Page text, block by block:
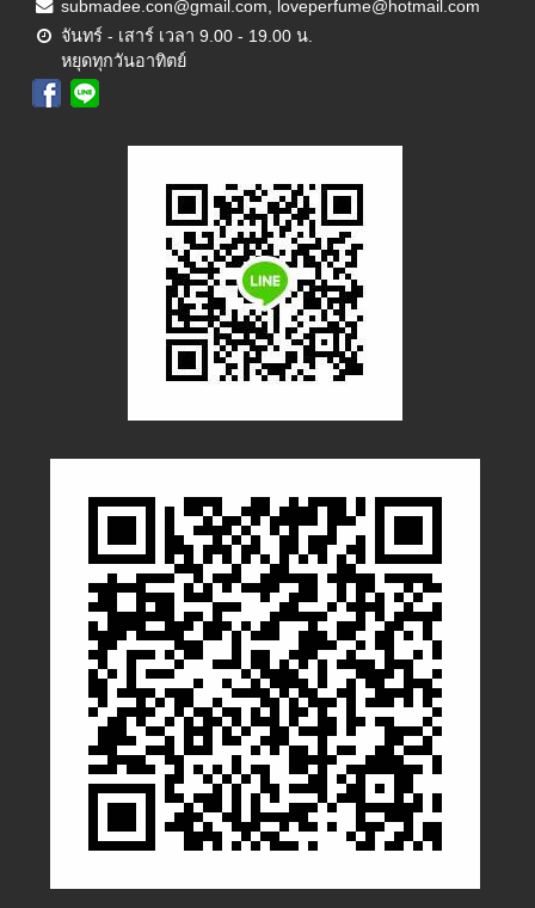
submadee.con@gmail.com, loveperfume@hotmail.com
จันทร์ - เสาร์ เวลา 9.00 - 19.00 น.
หยุดทุกวันอาทิตย์